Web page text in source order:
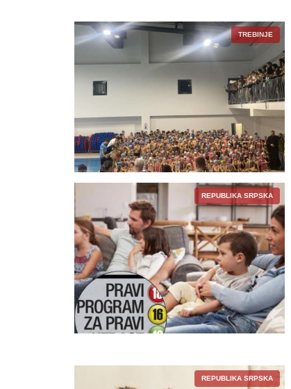
TREBINJE
REPUBLIKA SRPSKA
REPUBLIKA SRPSKA